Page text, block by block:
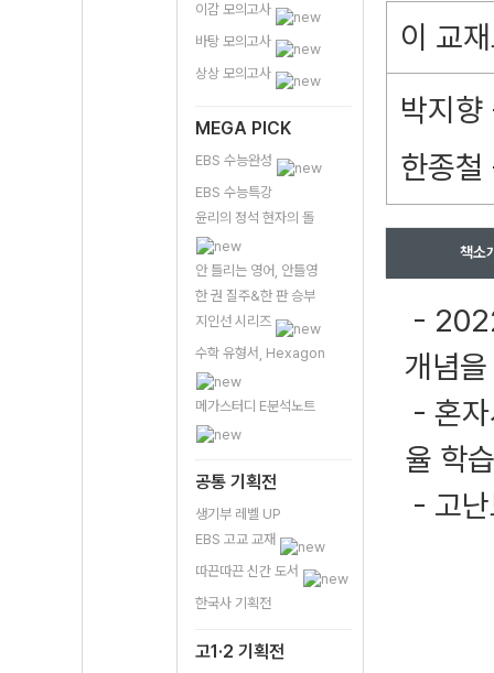
이감 모의고사
바탕 모의고사
상상 모의고사
MEGA PICK
EBS 수능완성
EBS 수능특강
윤리의 정석 현자의 돌
안 틀리는 영어, 안틀영
한 권 질주&한 판 승부
지인선 시리즈
수학 유형서, Hexagon
메가스터디 E분석노트
공통 기획전
생기부 레벨 UP
EBS 고교 교재
따끈따끈 신간 도서
한국사 기획전
고1·2 기획전
이 교
박지
한종
책소
-
개념
- 혼
율 학
- 고